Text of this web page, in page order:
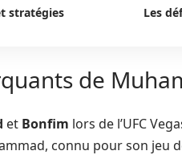
stratégies
Les
de
et Bonfim lors de l’UFC
connu pour son jeu